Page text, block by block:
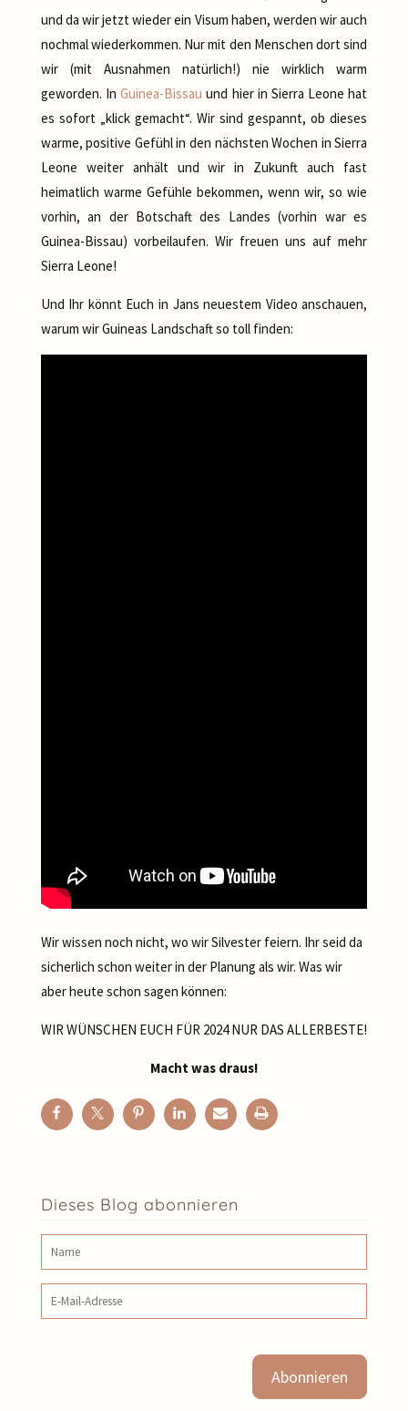
und da wir jetzt wieder ein Visum haben, werden wir auch
nochmal wiederkommen. Nur mit den Menschen dort sind
wir (mit Ausnahmen natürlich!) nie wirklich warm
geworden. InGuinea-Bissau und hier in Sierra Leone hat
es sofort „klick gemacht“. Wir sind gespannt, ob dieses
warme, positive Gefühl in den nächsten Wochen in Sierra
Leone weiter anhält und wir in Zukunft auch fast
heimatlich warme Gefühle bekommen, wenn wir, so wie
vorhin, an der Botschaft des Landes (vorhin war es
Guinea-Bissau) vorbeilaufen. Wir freuen uns auf mehr
Sierra Leone!
Und Ihr könnt Euch in Jans neuestem Video anschauen,
warum wir Guineas Landschaft so toll finden:
Wir wissen noch nicht, wo wir Silvester feiern. Ihr seid da
sicherlich schon weiter in der Planung als wir. Was wir
aber heute schon sagen können:
WIR WÜNSCHEN EUCH FÜR 2024 NUR DAS ALLERBESTE!
Macht was draus!
Dieses Blog abonnieren